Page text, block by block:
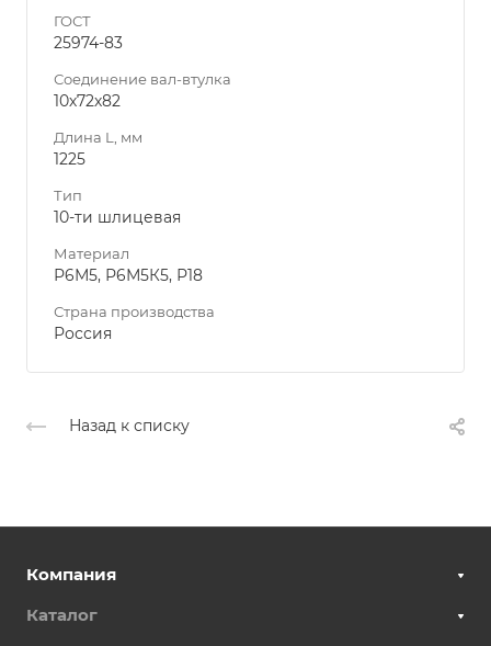
ГОСТ
25974-83
Соединение вал-втулка
10х72х82
Длина L, мм
1225
Тип
10-ти шлицевая
Материал
Р6М5, Р6М5К5, Р18
Страна производства
Россия
Назад к списку
Компания
Каталог